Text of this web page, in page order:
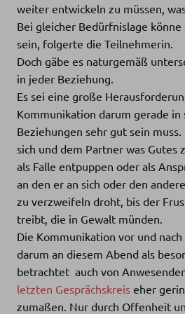
weiter entwickeln zu müssen,
Bei gleicher Bedürfnislage könne
sein, folgerte die Teilnehmerin.
Doch gäbe es naturgemäß
in jeder Beziehung.
Es sei eine große
Kommunikation darum gerade in
Beziehungen sehr gut sein muss.
sich und dem Partner was Gutes
als Falle entpuppen oder als
an den er an sich oder den
zu verzweifeln droht, bis der
treibt, die in Gewalt münden.
Die Kommunikation vor und
darum an diesem Abend als
betrachtet  auch von
letzten Gesprächskreis eher
zumaßen. Nur durch Offenheit